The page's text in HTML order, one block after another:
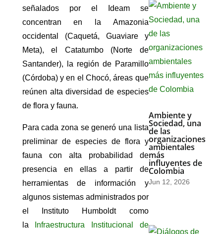
señalados por el Ideam se
concentran en la Amazonia
occidental (Caquetá, Guaviare y
Meta), el Catatumbo (Norte de
Santander), la región de Paramillo
(Córdoba) y en el Chocó, áreas que
reúnen alta diversidad de especies
de flora y fauna.
Para cada zona se generó una lista
preliminar de especies de flora y
fauna con alta probabilidad de
presencia en ellas a partir de
herramientas de información y
algunos sistemas administrados por
el Instituto Humboldt como
la
Infraestructura Institucional de
Ambiente y
Sociedad, una
de las
organizaciones
ambientales
más
influyentes de
Colombia
Jun 12, 2026